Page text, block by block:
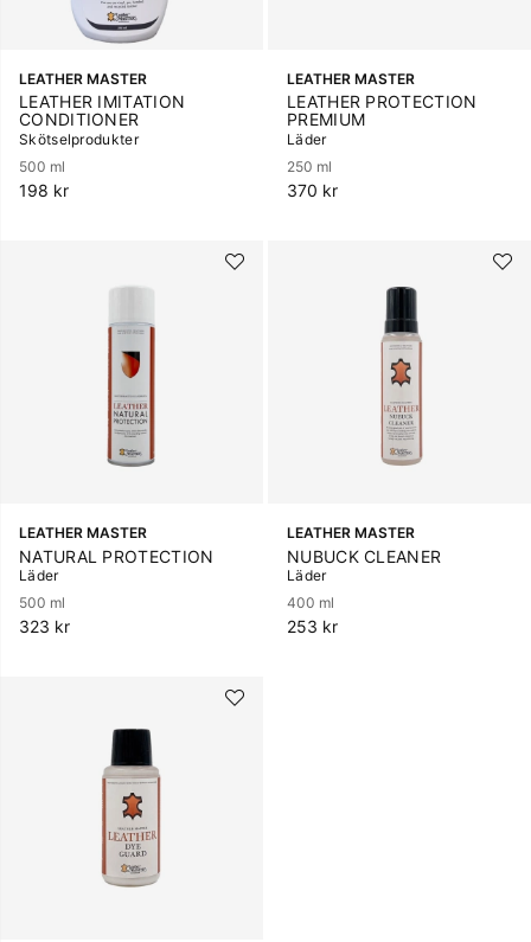
LEATHER MASTER
LEATHER IMITATION
CONDITIONER
Skötselprodukter
500 ml
198 kr
LEATHER MASTER
LEATHER PROTECTION
PREMIUM
Läder
250 ml
370 kr
LEATHER MASTER
NATURAL PROTECTION
Läder
500 ml
323 kr
LEATHER MASTER
NUBUCK CLEANER
Läder
400 ml
253 kr